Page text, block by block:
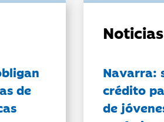
de
Navarra:
crédito
de